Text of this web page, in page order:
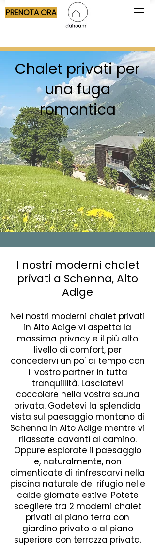
PRENOTA ORA
Chalet privati per
una fuga
romantica
I nostri moderni chalet
privati a Schenna, Alto
Adige
Nei nostri moderni chalet privati
in Alto Adige vi aspetta la
massima privacy e il più alto
livello di comfort, per
concedervi un po' di tempo con
il vostro partner in tutta
tranquillità. Lasciatevi
coccolare nella vostra sauna
privata. Godetevi la splendida
vista sul paesaggio montano di
Schenna in Alto Adige mentre vi
rilassate davanti al camino.
Oppure esplorate il paesaggio
e, naturalmente, non
dimenticate di rinfrescarvi nella
piscina naturale del rifugio nelle
calde giornate estive. Potete
scegliere tra 2 moderni chalet
privati al piano terra con
giardino privato o al piano
superiore con terrazza privata.